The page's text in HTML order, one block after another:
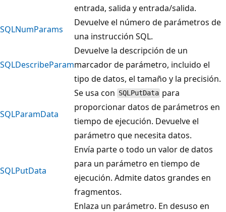
entrada, salida y entrada/salida.
SQLNumParams
Devuelve el número de parámetros de
una instrucción SQL.
SQLDescribeParam
Devuelve la descripción de un
marcador de parámetro, incluido el
tipo de datos, el tamaño y la precisión.
SQLParamData
Se usa con SQLPutData para
proporcionar datos de parámetros en
tiempo de ejecución. Devuelve el
parámetro que necesita datos.
SQLPutData
Envía parte o todo un valor de datos
para un parámetro en tiempo de
ejecución. Admite datos grandes en
fragmentos.
Enlaza un parámetro. En desuso en